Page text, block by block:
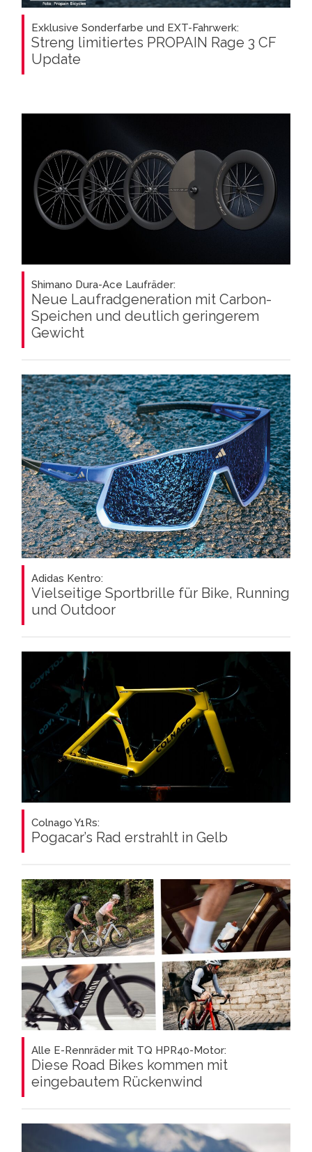
Exklusive Sonderfarbe und EXT-Fahrwerk:
Streng limitiertes PROPAIN Rage 3 CF
Update
Shimano Dura-Ace Laufräder:
Neue Laufradgeneration mit Carbon-
Speichen und deutlich geringerem
Gewicht
Adidas Kentro:
Vielseitige Sportbrille für Bike, Running
und Outdoor
Colnago Y1Rs:
Pogacar’s Rad erstrahlt in Gelb
Alle E-Rennräder mit TQ HPR40-Motor:
Diese Road Bikes kommen mit
eingebautem Rückenwind